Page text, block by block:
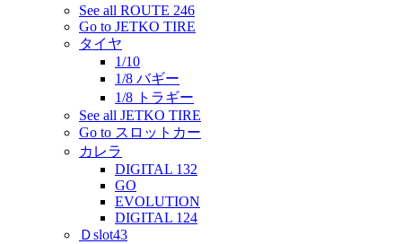
See all ROUTE 246
Go to JETKO TIRE
タイヤ
1/10
1/8 バギー
1/8 トラギー
See all JETKO TIRE
Go to スロットカー
カレラ
DIGITAL 132
GO
EVOLUTION
DIGITAL 124
Ｄslot43